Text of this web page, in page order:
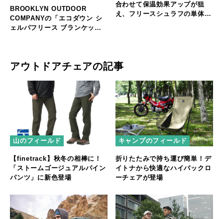
BROOKLYN OUTDOOR
COMPANYの「エコダウン シ
ェルパフリース ブランケッ
合わせて保温効果アップが狙
え、フリースシュラフの単体利
アウトドアチェアの記事
山のフィールド
【finetrack】秋冬の相棒に！
「ストームゴージュアルパイン
パンツ」に新色登場
キャンプのフィールド
折りたたみで持ち運び簡単！デ
イトナから快適なハイバックロ
ーチェアが登場